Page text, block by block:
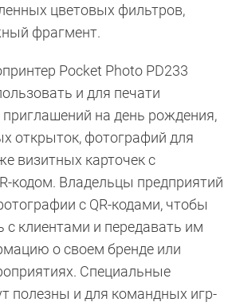
цветовых фильтров,
фрагмент.
Pocket Photo PD233
и для печати
на день рождения,
открыток, фотографий для
визитных карточек с
кодом. Владельцы предприятий
с QR-кодами, чтобы
с клиентами и передавать им
о своем бренде или
Специальные
полезны и для командных игр-